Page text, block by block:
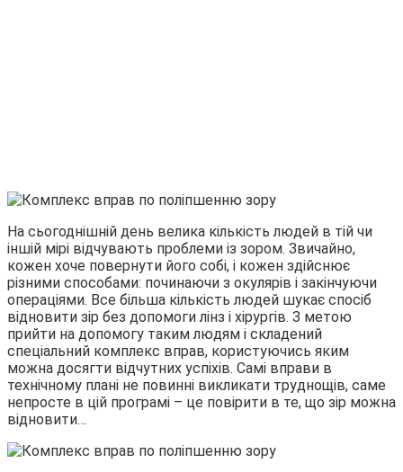
На сьогоднішній день велика кількість людей в тій чи
іншій мірі відчувають проблеми із зором. Звичайно,
кожен хоче повернути його собі, і кожен здійснює
різними способами: починаючи з окулярів і закінчуючи
операціями. Все більша кількість людей шукає спосіб
відновити зір без допомоги лінз і хірургів. З метою
прийти на допомогу таким людям і складений
спеціальний комплекс вправ, користуючись яким
можна досягти відчутних успіхів. Самі вправи в
технічному плані не повинні викликати труднощів, саме
непросте в цій програмі – це повірити в те, що зір можна
відновити…